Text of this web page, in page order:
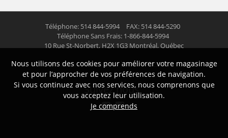
Téléphone: 514 844-5994
FAX: 514 844-5290
Téléphone Sans Frais: 1-866-844-5994
10 Rue St-Norbert, H2X 1G3 Montréal, Québec
© 2026 Las Americas inc. Tous droits réservés
Suivez nous
Nous utilisons des cookies pour améliorer votre magasinage
et pour l’approcher de vos préférences de navigation.
Si vous continuez avec nos services, nous comprenons que
vous acceptez leur utilisation.
Je comprends